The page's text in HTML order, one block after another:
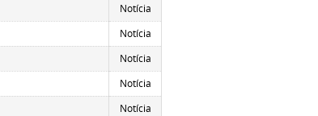
Notícia
Notícia
Notícia
Notícia
Notícia